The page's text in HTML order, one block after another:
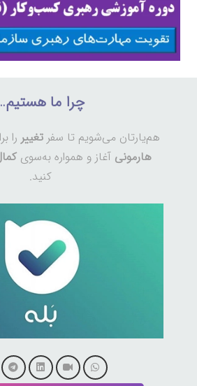
چرا ما
هم‌یارتان می‌شویم تا سفر تغییر را
هارمونی آغاز و همواره به‌سوی
کنید.